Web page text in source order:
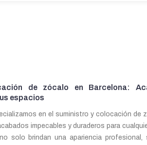
de zócalo en Barcelona:
espacios
en el suministro y colocación de
impecables y duraderos para
solo brindan una apariencia profesional,